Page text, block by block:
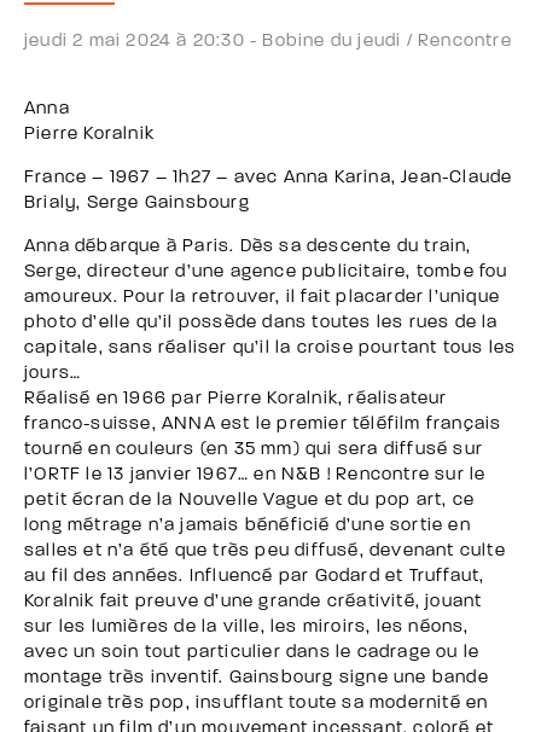
jeudi 2 mai 2024 à 20:30 - Bobine du jeudi / Rencontre
Anna
Pierre Koralnik
France – 1967 – 1h27 – avec Anna Karina, Jean-Claude
Brialy, Serge Gainsbourg
Anna débarque à Paris. Dès sa descente du train,
Serge, directeur d’une agence publicitaire, tombe fou
amoureux. Pour la retrouver, il fait placarder l’unique
photo d’elle qu’il possède dans toutes les rues de la
capitale, sans réaliser qu’il la croise pourtant tous les
jours…
Réalisé en 1966 par Pierre Koralnik, réalisateur
franco-suisse, ANNA est le premier téléfilm français
tourné en couleurs (en 35 mm) qui sera diffusé sur
l’ORTF le 13 janvier 1967… en N&B ! Rencontre sur le
petit écran de la Nouvelle Vague et du pop art, ce
long métrage n’a jamais bénéficié d’une sortie en
salles et n’a été que très peu diffusé, devenant culte
au fil des années. Influencé par Godard et Truffaut,
Koralnik fait preuve d’une grande créativité, jouant
sur les lumières de la ville, les miroirs, les néons,
avec un soin tout particulier dans le cadrage ou le
montage très inventif. Gainsbourg signe une bande
originale très pop, insufflant toute sa modernité en